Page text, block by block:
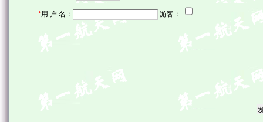
*用 户 名： 游客：